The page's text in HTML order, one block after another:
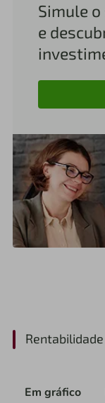
Simule
e
Em gráfico